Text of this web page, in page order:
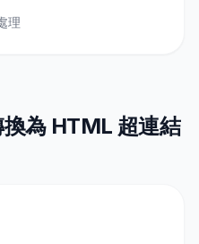
理
為 HTML 超連結